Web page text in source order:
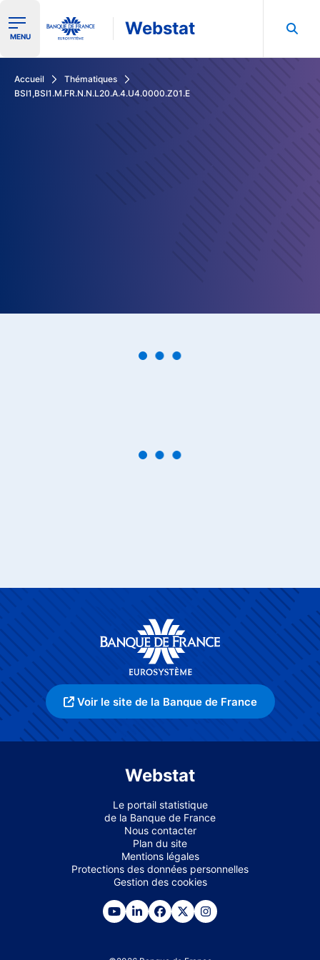
Ouvrir le menu de navigation
MENU Webstat
Accueil
Thématiques
BSI1,BSI1.M.FR.N.N.L20.A.4.U4.0000.Z01.E
Voir le site de la Banque de France
Webstat
Le portail statistique
de la Banque de France
Nous contacter
Plan du site
Mentions légales
Protections des données personnelles
Gestion des cookies